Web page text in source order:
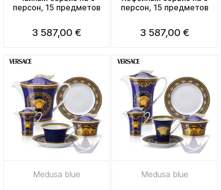
персон, 15 предметов
3 587,00 €
персон, 15 предметов
3 587,00 €
Medusa blue Medusa blue